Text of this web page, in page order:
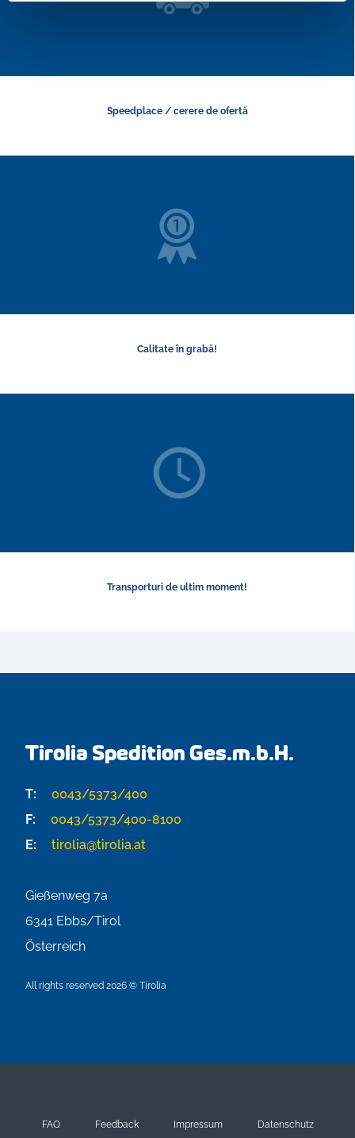
Speedplace / cerere de ofertă
Calitate în grabă!
Transporturi de ultim moment!
Tirolia Spedition Ges.m.b.H.
T:
0043/5373/400
F:
0043/5373/400-8100
E:
tirolia@tirolia.at
Gießenweg 7a
6341 Ebbs/Tirol
Österreich
All rights reserved 2026 © Tirolia
FAQ Feedback Impressum Datenschutz